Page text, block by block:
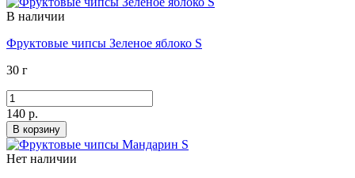
В наличии
Фруктовые чипсы Зеленое яблоко S
30 г
140 р.
В корзину
Нет наличии